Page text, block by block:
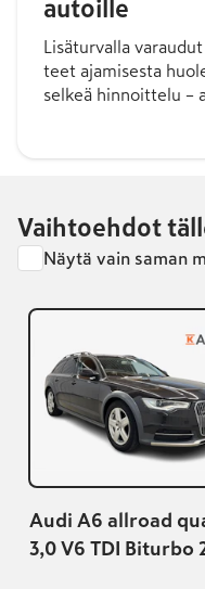
autoille
Lisäturvalla
teet ajamisesta
selkeä hinnoittelu –
Vaihtoehdot
Näytä vain saman
Audi A6 allroad
3,0 V6 TDI Biturbo